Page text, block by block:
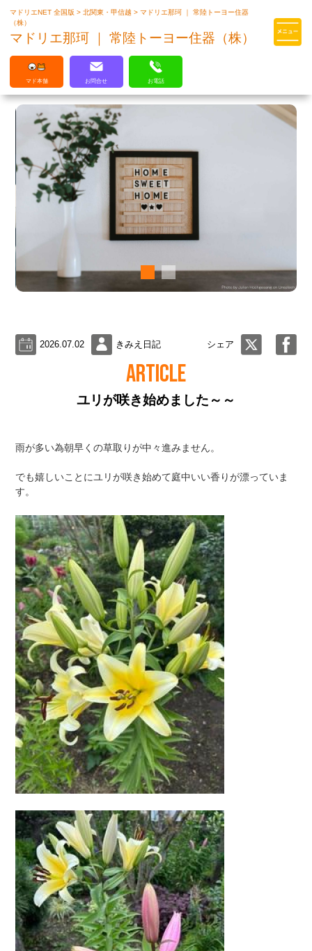
マドリエはLIXILの厳しい基準を
マドリエNET 全国版>北関東・甲信越>マドリエ那珂 ｜ 常陸トーヨー住器
（株）
マドリエ那珂 ｜ 常陸トーヨー住器（株）
マド本舗 お問合せ お電話
2026.07.02 きみえ日記 シェア
ARTICLE
ユリが咲き始めました～～